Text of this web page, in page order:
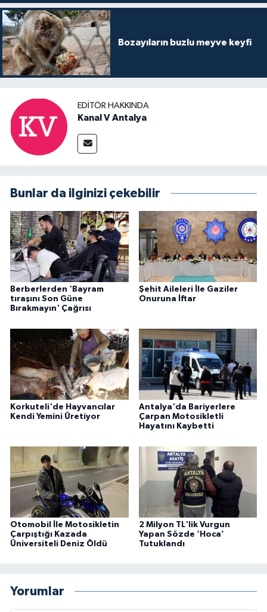
Bozayıların buzlu meyve keyfi
EDITÖR HAKKINDA
Kanal V Antalya
Bunlar da ilginizi çekebilir
Berberlerden 'Bayram
tıraşını Son Güne
Bırakmayın' Çağrısı
Şehit Aileleri İle Gaziler
Onuruna İftar
Korkuteli'de Hayvancılar
Kendi Yemini Üretiyor
Antalya'da Bariyerlere
Çarpan Motosikletli
Hayatını Kaybetti
Otomobil İle Motosikletin
Çarpıştığı Kazada
Üniversiteli Deniz Öldü
2 Milyon TL'lik Vurgun
Yapan Sözde ‘Hoca’
Tutuklandı
Yorumlar